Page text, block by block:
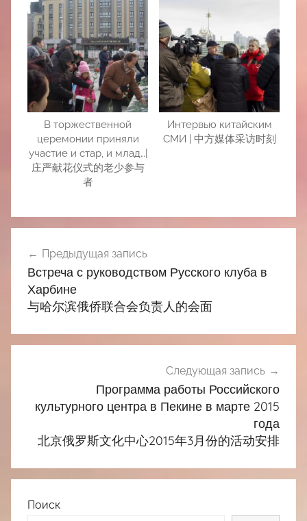
В торжественной
церемонии приняли
участие и стар, и млад…|
庄严献花仪式的老少参与
者
Интервью китайским
СМИ | 中方媒体采访时刻
по
записям
Предыдущая запись
Встреча с руководством Русского клуба в
Харбине
与哈尔滨俄侨联合会负责人的会面
Следующая запись
Программа работы Российского
культурного центра в Пекине в марте 2015
года
北京俄罗斯文化中心2015年3月份的活动安排
Поиск